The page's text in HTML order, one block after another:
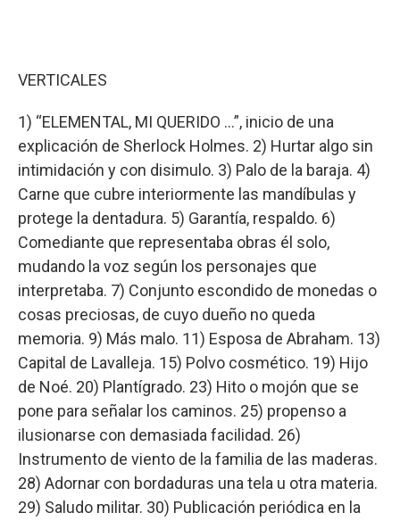
VERTICALES
1) “ELEMENTAL, MI QUERIDO …”, inicio de una
explicación de Sherlock Holmes. 2) Hurtar algo sin
intimidación y con disimulo. 3) Palo de la baraja. 4)
Carne que cubre interiormente las mandíbulas y
protege la dentadura. 5) Garantía, respaldo. 6)
Comediante que representaba obras él solo,
mudando la voz según los personajes que
interpretaba. 7) Conjunto escondido de monedas o
cosas preciosas, de cuyo dueño no queda
memoria. 9) Más malo. 11) Esposa de Abraham. 13)
Capital de Lavalleja. 15) Polvo cosmético. 19) Hijo
de Noé. 20) Plantígrado. 23) Hito o mojón que se
pone para señalar los caminos. 25) propenso a
ilusionarse con demasiada facilidad. 26)
Instrumento de viento de la familia de las maderas.
28) Adornar con bordaduras una tela u otra materia.
29) Saludo militar. 30) Publicación periódica en la